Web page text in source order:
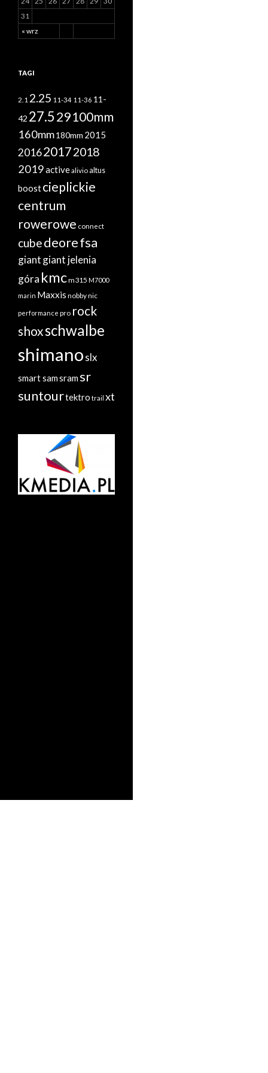
« wrz
31
TAGI
2.1 2.25 11-34 11-36 11-
42 27.529100mm
160mm180mm 2015
201620172018
2019activealivioaltus
boostcieplickie
centrum
rowerowe connect
cubedeorefsa
giantgiant jelenia
góra kmcm315 M7000
marin Maxxis nobby nic
performance pro rock
shoxschwalbe
shimanoslx
smart samsramsr
suntourtektro trail xt